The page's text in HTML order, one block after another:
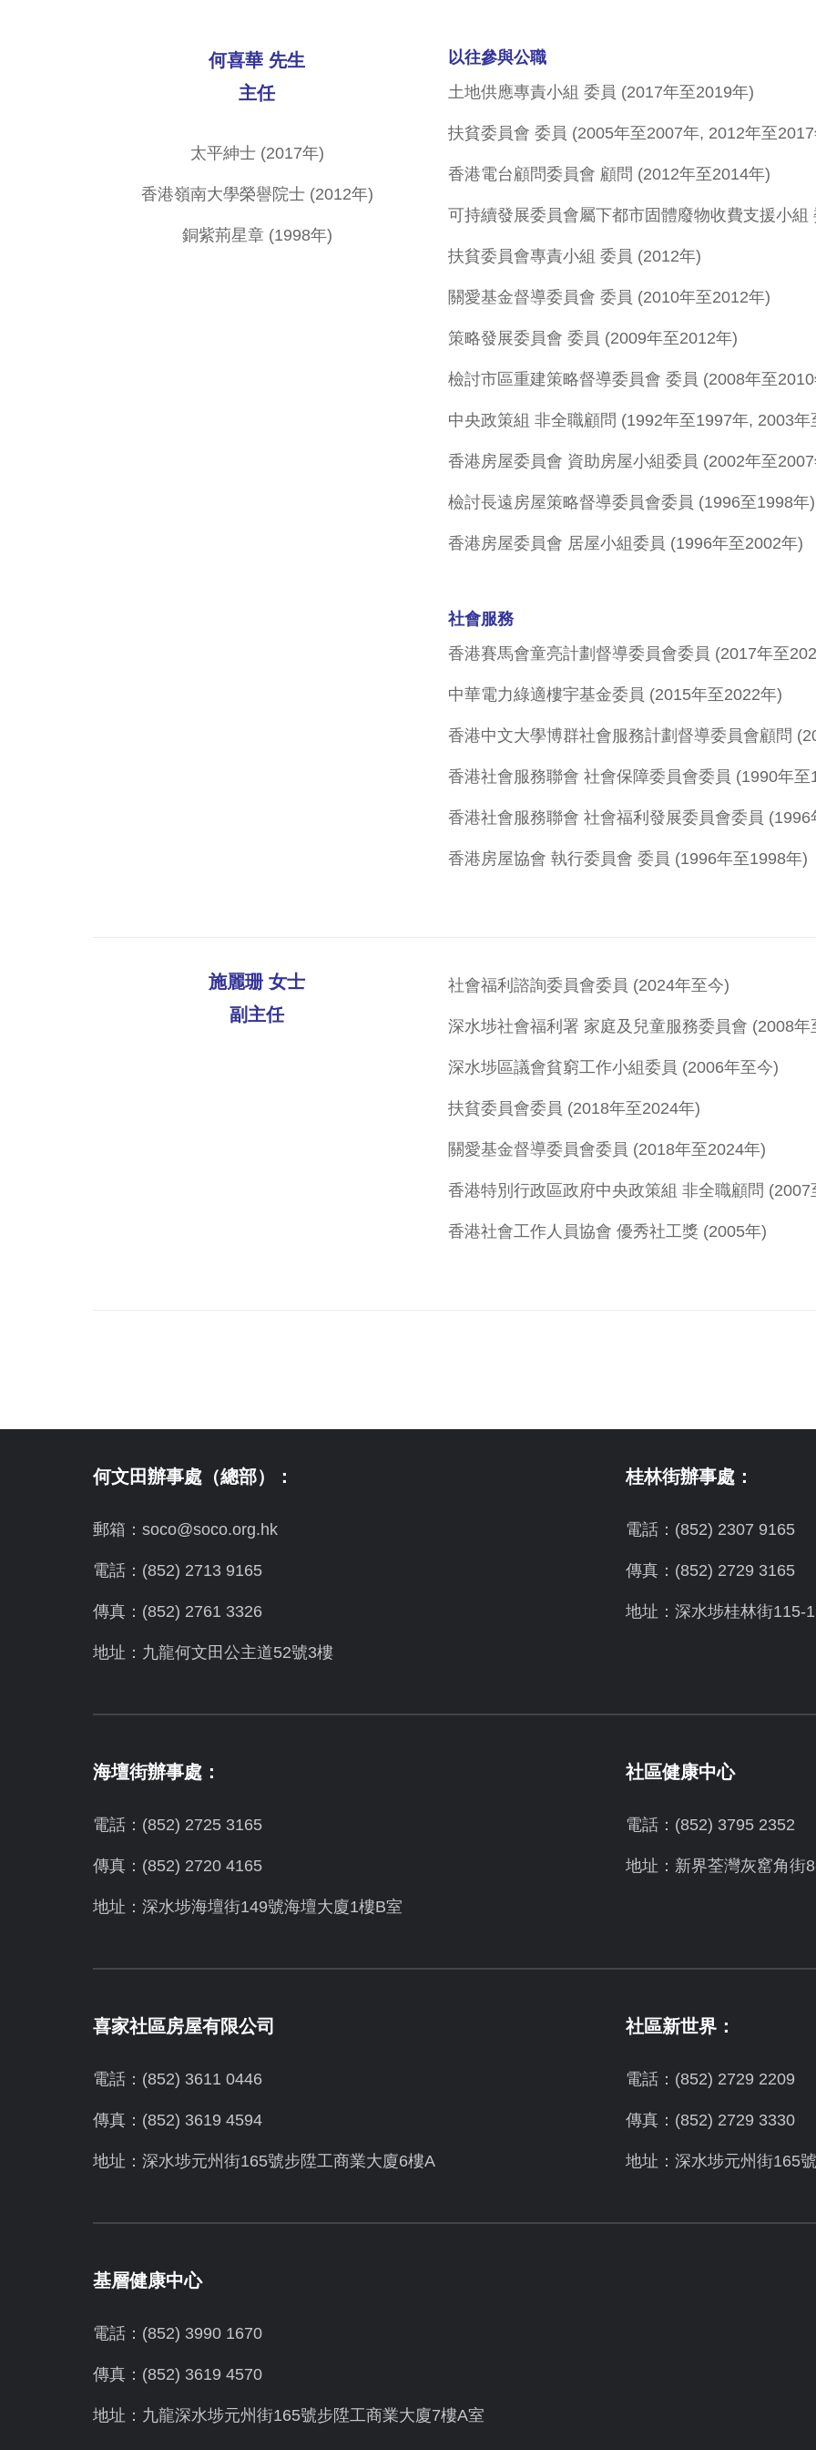
何喜華 先生
主任
太平紳士 (2017年)
香港嶺南大學榮譽院士 (2012年)
銅紫荊星章 (1998年)
以往參與公職
土地供應專責小組 委員 (2017年至2019年)
扶貧委員會 委員 (2005年至2007年, 2012年至
香港電台顧問委員會 顧問 (2012年至2014年)
可持續發展委員會屬下都市固體廢物收費支援小組
扶貧委員會專責小組 委員 (2012年)
關愛基金督導委員會 委員 (2010年至2012年)
策略發展委員會 委員 (2009年至2012年)
檢討市區重建策略督導委員會 委員 (2008年至
中央政策組 非全職顧問 (1992年至1997年, 2003年
香港房屋委員會 資助房屋小組委員 (2002年至
檢討長遠房屋策略督導委員會委員 (1996至1998年)
香港房屋委員會 居屋小組委員 (1996年至2002年)
社會服務
香港賽馬會童亮計劃督導委員會委員 (2017年至
中華電力綠適樓宇基金委員 (2015年至2022年)
香港中文大學博群社會服務計劃督導委員會顧問
香港社會服務聯會 社會保障委員會委員 (1990年至
香港社會服務聯會 社會福利發展委員會委員 (1996
香港房屋協會 執行委員會 委員 (1996年至1998年)
施麗珊 女士
副主任
社會福利諮詢委員會委員 (2024年至今)
深水埗社會福利署 家庭及兒童服務委員會 (2008年
深水埗區議會貧窮工作小組委員 (2006年至今)
扶貧委員會委員 (2018年至2024年)
關愛基金督導委員會委員 (2018年至2024年)
香港特別行政區政府中央政策組 非全職顧問 (2007
香港社會工作人員協會 優秀社工獎 (2005年)
何文田辦事處（總部）：
郵箱：soco@soco.org.hk
電話：(852) 2713 9165
傳真：(852) 2761 3326
地址：九龍何文田公主道52號3樓
桂林街辦事處：
電話：(852) 2307 9165
傳真：(852) 2729 3165
地址：深水埗桂林街115-
海壇街辦事處：
電話：(852) 2725 3165
傳真：(852) 2720 4165
地址：深水埗海壇街149號海壇大廈1樓B室
社區健康中心
電話：(852) 3795 2352
地址：新界荃灣灰窰角街
喜家社區房屋有限公司
電話：(852) 3611 0446
傳真：(852) 3619 4594
地址： 深水埗元州街165號步陞工商業大廈6樓A
社區新世界：
電話：(852) 2729 2209
傳真：(852) 2729 3330
地址：深水埗元州街165
基層健康中心
電話：(852) 3990 1670
傳真：(852) 3619 4570
地址：九龍深水埗元州街165號步陞工商業大廈7樓A室